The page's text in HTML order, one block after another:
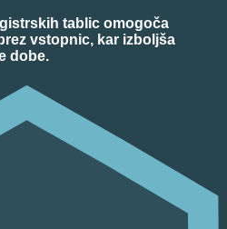
tablic omogoča
vstopnic, kar izboljša
dobe.